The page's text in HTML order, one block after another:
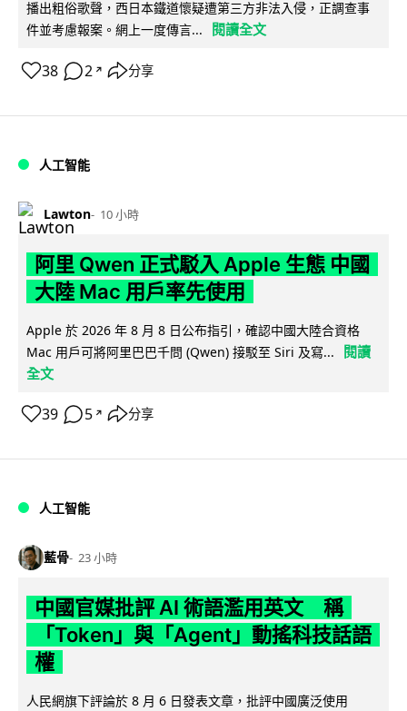
播出粗俗歌聲，西日本鐵道懷疑遭第三方非法入侵，正調查事
件並考慮報案。網上一度傳言...
閱讀全文
38 2 ↗ 分享
人工智能
Lawton 10 小時
阿里 Qwen 正式駁入 Apple 生態 中國
大陸 Mac 用戶率先使用
Apple 於 2026 年 8 月 8 日公布指引，確認中國大陸合資格
Mac 用戶可將阿里巴巴千問 (Qwen) 接駁至 Siri 及寫...
閱讀
全文
39 5 ↗ 分享
人工智能
藍骨 23 小時
中國官媒批評 AI 術語濫用英文 稱
「Token」與「Agent」動搖科技話語
權
人民網旗下評論於 8 月 6 日發表文章，批評中國廣泛使用